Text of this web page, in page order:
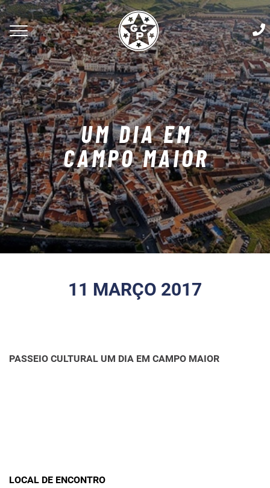
UM DIA EM
CAMPO MAIOR
11 MARÇO 2017
PASSEIO CULTURAL UM DIA EM CAMPO MAIOR
LOCAL DE ENCONTRO